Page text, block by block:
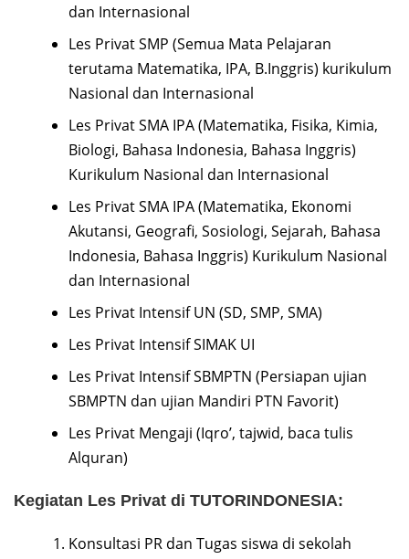
dan Internasional
Les Privat SMP (Semua Mata Pelajaran
terutama Matematika, IPA, B.Inggris) kurikulum
Nasional dan Internasional
Les Privat SMA IPA (Matematika, Fisika, Kimia,
Biologi, Bahasa Indonesia, Bahasa Inggris)
Kurikulum Nasional dan Internasional
Les Privat SMA IPA (Matematika, Ekonomi
Akutansi, Geografi, Sosiologi, Sejarah, Bahasa
Indonesia, Bahasa Inggris) Kurikulum Nasional
dan Internasional
Les Privat Intensif UN (SD, SMP, SMA)
Les Privat Intensif SIMAK UI
Les Privat Intensif SBMPTN (Persiapan ujian
SBMPTN dan ujian Mandiri PTN Favorit)
Les Privat Mengaji (Iqro’, tajwid, baca tulis
Alquran)
Kegiatan Les Privat di TUTORINDONESIA:
Konsultasi PR dan Tugas siswa di sekolah